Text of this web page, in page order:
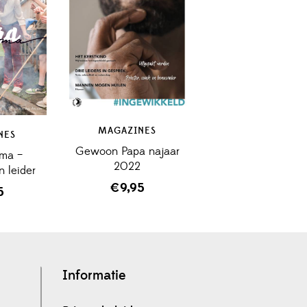
–
leider
MAGAZINES
Gewoon Papa najaar
2022
€9,95
Informatie